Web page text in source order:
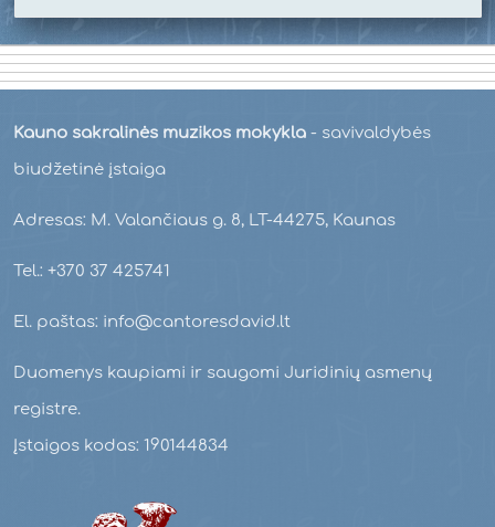
Kauno sakralinės muzikos mokykla - savivaldybės
biudžetinė įstaiga
Adresas: M. Valančiaus g. 8, LT-44275, Kaunas
Tel.: +370 37 425741
El. paštas: info@cantoresdavid.lt
Duomenys kaupiami ir saugomi Juridinių asmenų
registre.
Įstaigos kodas: 190144834